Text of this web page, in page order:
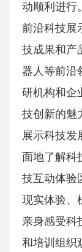
动顺利进行
前沿科技展
技成果和产
器人等前沿
研机构和企
技创新的魅
展示科技发
面地了解科
技互动体验
现实体验、
亲身感受科
和培训组织